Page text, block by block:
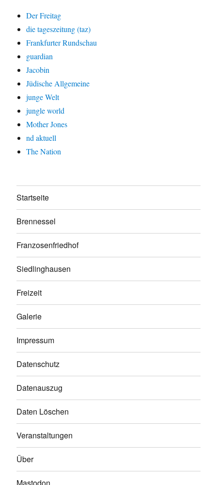
Der Freitag
die tageszeitung (taz)
Frankfurter Rundschau
guardian
Jacobin
Jüdische Allgemeine
junge Welt
jungle world
Mother Jones
nd aktuell
The Nation
Startseite
Brennessel
Franzosenfriedhof
Siedlinghausen
Freizeit
Galerie
Impressum
Datenschutz
Datenauszug
Daten Löschen
Veranstaltungen
Über